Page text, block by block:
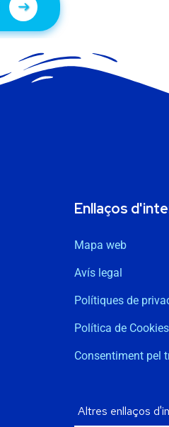
Enllaços
Mapa web
Avís legal
Polítiques de
Política de Cookies
Consentiment pel